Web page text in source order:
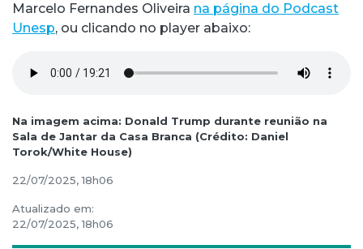
Marcelo Fernandes Oliveira na página do Podcast
Unesp, ou clicando no player abaixo:
Na imagem acima: Donald Trump durante reunião na
Sala de Jantar da Casa Branca (Crédito: Daniel
Torok/White House)
22/07/2025, 18h06
Atualizado em:
22/07/2025, 18h06